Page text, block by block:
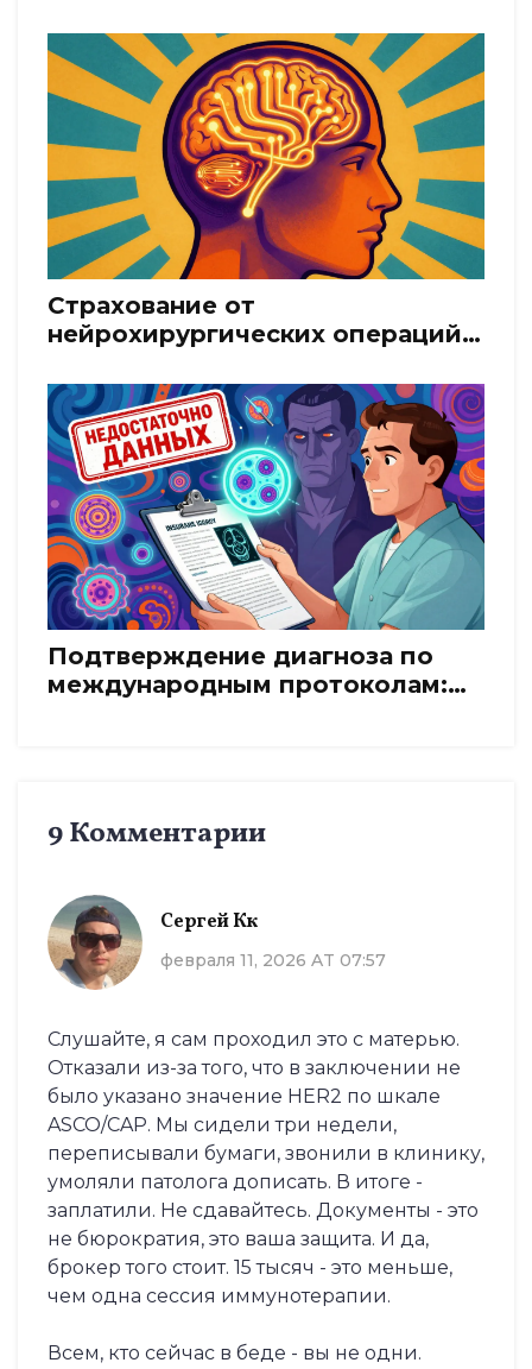
покрывает полис
Страхование от
нейрохирургических операций:
Подтверждение диагноза по
международным протоколам:
9 Комментарии
Сергей Кк
февраля 11, 2026 AT 07:57
Слушайте, я сам проходил это с матерью.
Отказали из-за того, что в заключении не
было указано значение HER2 по шкале
ASCO/CAP. Мы сидели три недели,
переписывали бумаги, звонили в клинику,
умоляли патолога дописать. В итоге -
заплатили. Не сдавайтесь. Документы - это
не бюрократия, это ваша защита. И да,
брокер того стоит. 15 тысяч - это меньше,
чем одна сессия иммунотерапии.
Всем, кто сейчас в беде - вы не одни.